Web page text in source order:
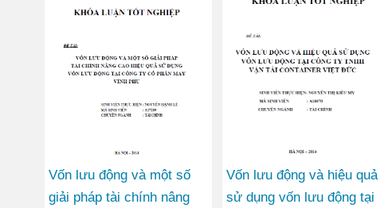
Vốn lưu động và một số
giải pháp tài chính nâng
Vốn lưu động và hiệu quả
sử dụng vốn lưu động tại